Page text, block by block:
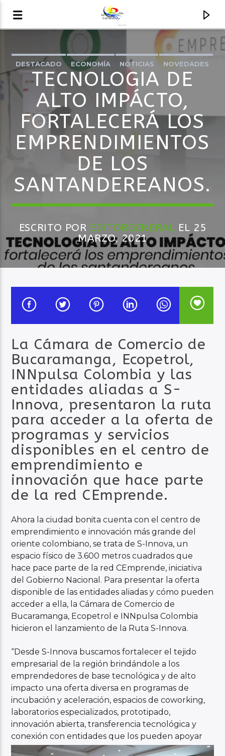
AUDIO EN VIVO
LA COMETA, SEÑALES A CIELO ABIERTO
Audio en Vivo
DESTACADO ECONOMÍA NOTICIAS NOVEDADES
REGIÓN
TECNOLOGIA DE
ALTO IMPÁCTO,
FORTALECERÁ LOS
EMPRENDIMIENTOS
DE LOS
SANTANDEREANOS.
ESCRITO POR EDITORGENERAL EL 25
MARZO, 2021
La Cámara de Comercio de
Bucaramanga, Ecopetrol,
INNpulsa Colombia y las
entidades aliadas a S-
Innova, presentaron la ruta
para acceder a la oferta de
programas y servicios
disponibles en el centro de
emprendimiento e
innovación que hace parte
de la red CEmprende.
Ahora la ciudad bonita cuenta con el centro de
emprendimiento e innovación más grande del
oriente colombiano, se trata de S-Innova, un
espacio físico de 3.600 metros cuadrados que
hace pace parte de la red CEmprende, iniciativa
del Gobierno Nacional. Para presentar la oferta
disponible de las entidades aliadas y cómo pueden
acceder a ella, la Cámara de Comercio de
Bucaramanga, Ecopetrol e INNpulsa Colombia
hicieron el lanzamiento de la Ruta S-Innova.
“Desde S-Innova buscamos fortalecer el tejido
empresarial de la región brindándole a los
emprendedores de base tecnológica y de alto
impacto una oferta diversa en programas de
incubación y aceleración, espacios de coworking,
laboratorios especializados, prototipado,
innovación abierta, transferencia tecnológica y
conexión con entidades que los pueden apoyar